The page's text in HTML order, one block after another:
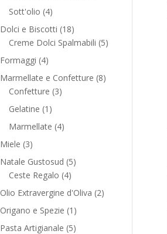
Sott'olio (4)
Dolci e Biscotti (18)
Creme Dolci Spalmabili (5)
Formaggi (4)
Marmellate e Confetture (8)
Confetture (3)
Gelatine (1)
Marmellate (4)
Miele (3)
Natale Gustosud (5)
Ceste Regalo (4)
Olio Extravergine d'Oliva (2)
Origano e Spezie (1)
Pasta Artigianale (5)